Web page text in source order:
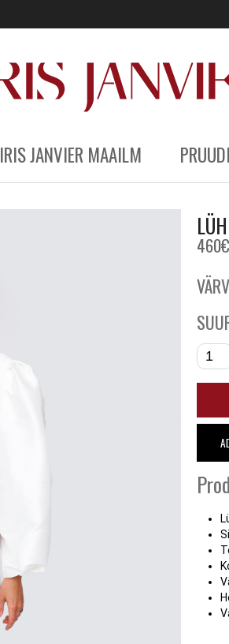
IRIS JANVIER MAAILM
460€
VÄRV
Liitudes meie
saab IRIS JANVIER
põnevaid